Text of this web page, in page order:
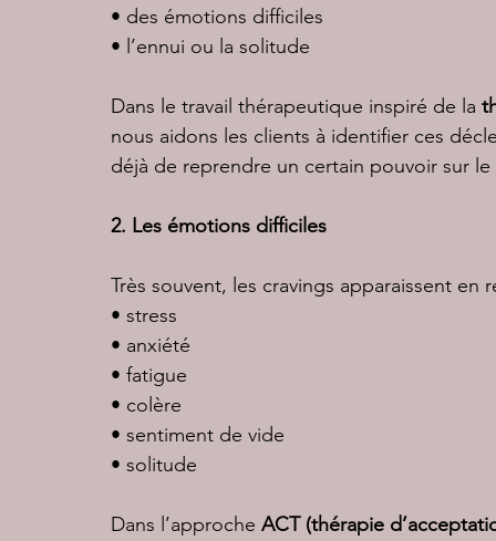
• des émotions difficiles
• l’ennui ou la solitude
Dans le travail thérapeutique inspiré de la
nous aidons les clients à identifier ces
déjà de reprendre un certain pouvoir sur le
2. Les émotions difficiles
Très souvent, les cravings apparaissent
• stress
• anxiété
• fatigue
• colère
• sentiment de vide
• solitude
Dans l’approche ACT (thérapie